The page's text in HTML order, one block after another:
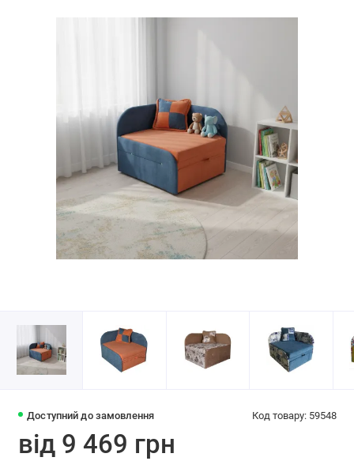
Доступний до замовлення Код товару: 59548
від 9 469 грн